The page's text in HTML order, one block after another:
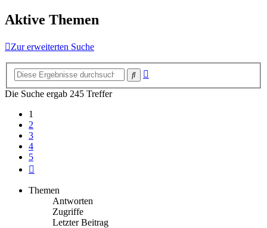
Aktive Themen
Zur erweiterten Suche
Suche
Die Suche ergab 245 Treffer
1
2
3
4
5
Themen
Antworten
Zugriffe
Letzter Beitrag